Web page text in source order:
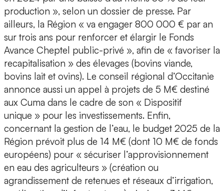
production », selon un dossier de presse. Par
ailleurs, la Région « va engager 800 000 € par an
sur trois ans pour renforcer et élargir le Fonds
Avance Cheptel public-privé », afin de « favoriser la
recapitalisation » des élevages (bovins viande,
bovins lait et ovins). Le conseil régional d’Occitanie
annonce aussi un appel à projets de 5 M€ destiné
aux Cuma dans le cadre de son « Dispositif
unique » pour les investissements. Enfin,
concernant la gestion de l’eau, le budget 2025 de la
Région prévoit plus de 14 M€ (dont 10 M€ de fonds
européens) pour « sécuriser l’approvisionnement
en eau des agriculteurs » (création ou
agrandissement de retenues et réseaux d’irrigation,